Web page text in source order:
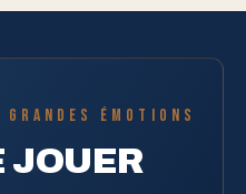
ÉMOTIONS
JOUER